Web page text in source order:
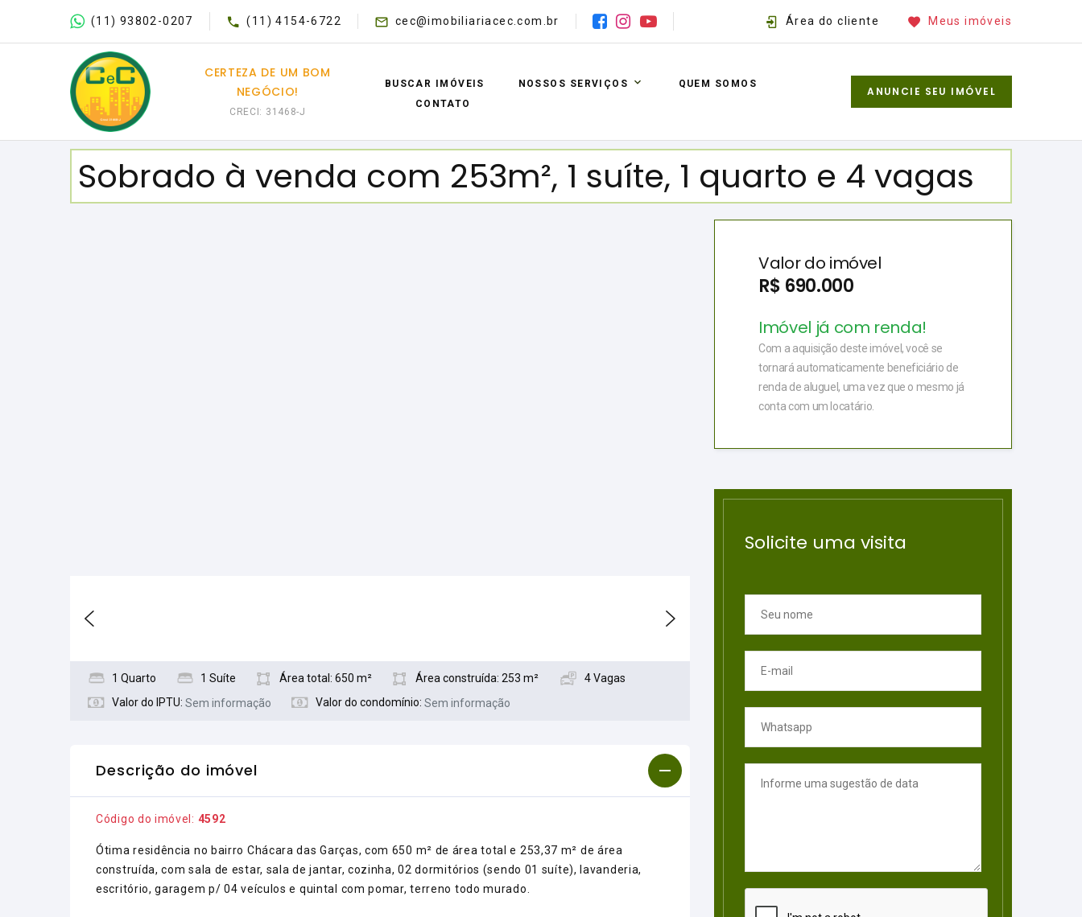
(11) 93802-0207 (11) 4154-6722 cec@imobiliariacec.com.br Área do cliente Meus imóveis
CERTEZA DE UM BOM
NEGÓCIO!
CRECI: 31468-J
BUSCAR IMÓVEIS NOSSOS SERVIÇOS
QUEM SOMOS
CONTATO
ANUNCIE SEU IMÓVEL
Sobrado à venda com 253m², 1 suíte, 1 quarto e 4 vagas
1 Quarto 1 Suíte Área total: 650 m² Área construída: 253 m²
4 Vagas
Valor do IPTU: Sem informação Valor do condomínio: Sem informação
Descrição do imóvel
Código do imóvel: 4592
Ótima residência no bairro Chácara das Garças, com 650 m² de área total e 253,37 m² de área
construída, com sala de estar, sala de jantar, cozinha, 02 dormitórios (sendo 01 suíte), lavanderia,
escritório, garagem p/ 04 veículos e quintal com pomar, terreno todo murado.
Valor do imóvel
R$ 690.000
Imóvel já com renda!
Com a aquisição deste imóvel, você se
tornará automaticamente beneficiário de
renda de aluguel, uma vez que o mesmo já
conta com um locatário.
Solicite uma visita